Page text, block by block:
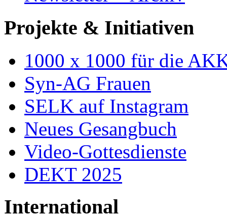
Projekte & Initiativen
1000 x 1000 für die
Syn-AG Frauen
SELK auf Instagram
Neues Gesangbuch
Video-Gottesdienste
DEKT 2025
International